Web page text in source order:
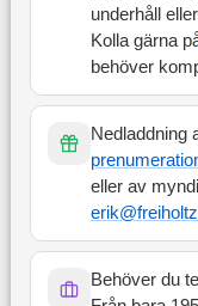
underhåll
Kolla gärna
behöver
Nedladdning
eller av
Behöver du